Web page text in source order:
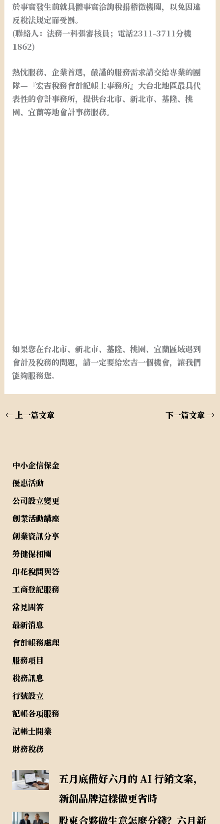
於事實發生前就具體事實洽詢稅捐稽徵機關，以免因違
反稅法規定而受罰。
(聯絡人：法務一科張審核員；電話2311-3711分機
1862)
熱忱服務、企業首選，嚴謹的服務需求請交給專業的團
隊—『宏吉稅務會計記帳士事務所』大台北地區最具代
表性的會計事務所，提供台北市、新北市、基隆、桃
園、宜蘭等地會計事務服務。
如果您在台北市、新北市、基隆、桃園、宜蘭區域遇到
會計及稅務的問題，請一定要給宏吉一個機會，讓我們
能夠服務您。
←上一篇文章 下一篇文章→
中小企信保金
優惠活動
公司設立變更
創業活動講座
創業資訊分享
勞健保相關
印花稅問與答
工商登記服務
常見問答
最新消息
會計帳務處理
服務項目
稅務訊息
行號設立
記帳各項服務
記帳士開業
財務稅務
五月底備好六月的 AI 行銷文案，
新創品牌這樣做更省時
股東合夥做生意怎麼分錢？六月新